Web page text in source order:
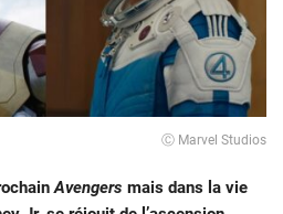
Ⓒ Marvel Studios
Avengers mais dans la vie